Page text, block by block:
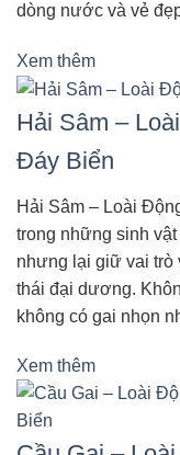
dòng nước và vẻ
Xem thêm
Hải Sâm –
Đáy Biển
Hải Sâm – Loài
trong những sinh
nhưng lại giữ vai trò
thái đại dương.
không có gai nhọn
Xem thêm